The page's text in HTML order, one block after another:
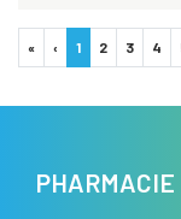
« ‹ 1 2 3 4
PHARMACIE